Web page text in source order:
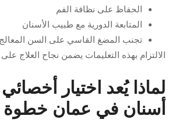
الحفاظ على نظافة الفم
المتابعة الدورية مع طبيب الأسنان
تجنب المضغ القاسي على السن المعالج
الالتزام بهذه التعليمات يضمن نجاح العلاج
لماذا يُعد اختيار
أسنان في عمان خطوة